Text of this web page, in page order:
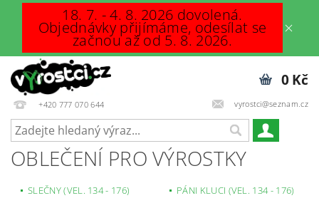
18. 7. - 4. 8. 2026 dovolená.
Objednávky přijímáme, odesílat se
začnou až od 5. 8. 2026.
+420 777 070 644 vyrostci@seznam.cz
0 Kč
OBLEČENÍ PRO VÝROSTKY
SLEČNY (VEL. 134 - 176) PÁNI KLUCI (VEL. 134 - 176)